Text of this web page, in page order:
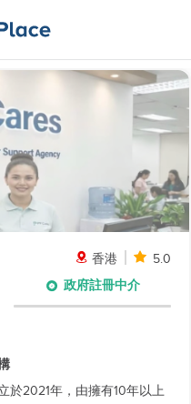
香港
5.0
政府註冊中介
於2021年，由擁有10年以上